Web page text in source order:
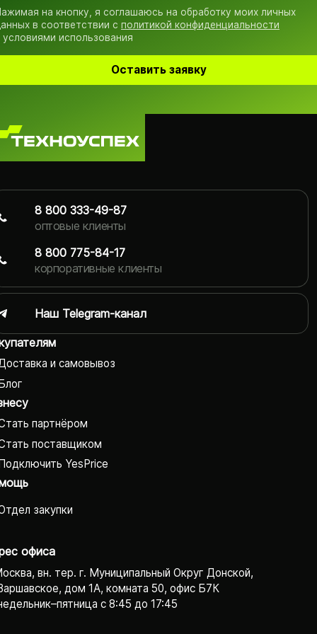
на кнопку, я соглашаюсь на обработку моих личных
в соответствии с политикой конфиденциальности
условиями использования
Оставить заявку
и самовывоз
партнёром
поставщиком
YesPrice
закупки
офиса
вн. тер. г. Муниципальный Округ Донской,
дом 1А, комната 50, офис Б7К
с 8:45 до 17:45
8 800 333-49-87
оптовые клиенты
8 800 775-84-17
корпоративные клиенты
Наш Telegram-канал